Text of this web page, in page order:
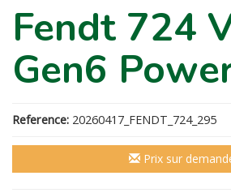
Fendt 724
Gen6
Reference: 20260417_FENDT_724_295
Prix sur